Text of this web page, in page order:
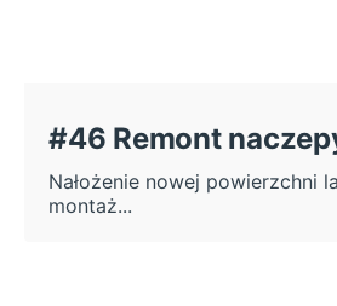
#46 Remont
Nałożenie nowej powierzchni
montaż...